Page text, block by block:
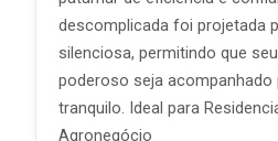
descomplicada foi projetada
silenciosa, permitindo que
poderoso seja acompanhado
tranquilo. Ideal para
Agronegócio